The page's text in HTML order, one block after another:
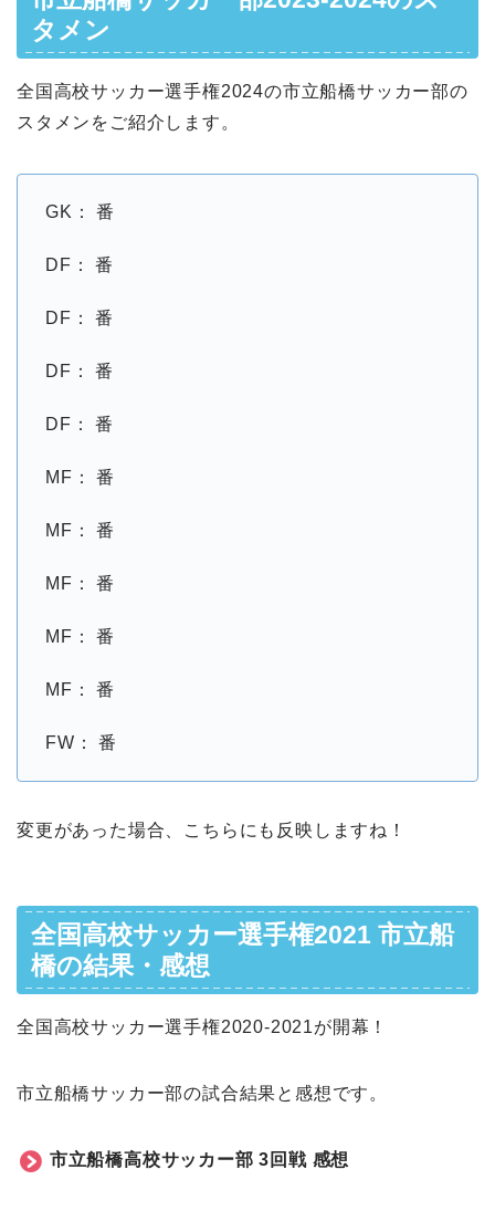
タメン
全国高校サッカー選手権2024の市立船橋サッカー部の
スタメンをご紹介します。
GK： 番
DF： 番
DF： 番
DF： 番
DF： 番
MF： 番
MF： 番
MF： 番
MF： 番
MF： 番
FW： 番
変更があった場合、こちらにも反映しますね！
全国高校サッカー選手権2021 市立船
橋の結果・感想
全国高校サッカー選手権2020-2021が開幕！
市立船橋サッカー部の試合結果と感想です。
市立船橋高校サッカー部 3回戦 感想